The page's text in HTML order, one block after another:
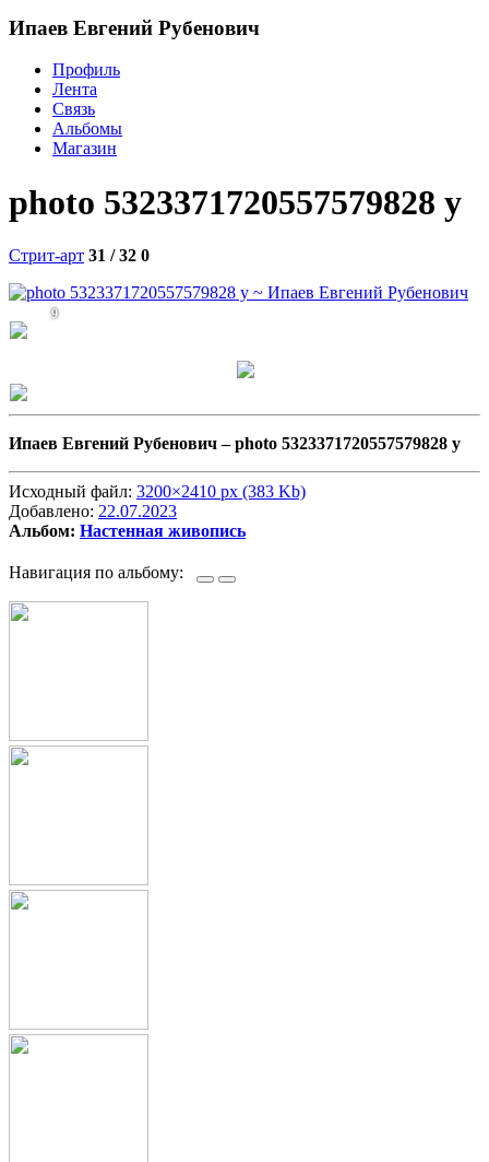
Ипаев Евгений Рубенович
Профиль
Лента
Связь
Альбомы
Магазин
photo 5323371720557579828 y
Стрит-арт 31 / 32 0
9
Ипаев Евгений Рубенович –photo 5323371720557579828 y
Исходный файл: 3200×2410 px (383 Kb)
Добавлено: 22.07.2023
Альбом: Настенная живопись
Навигация по альбому: